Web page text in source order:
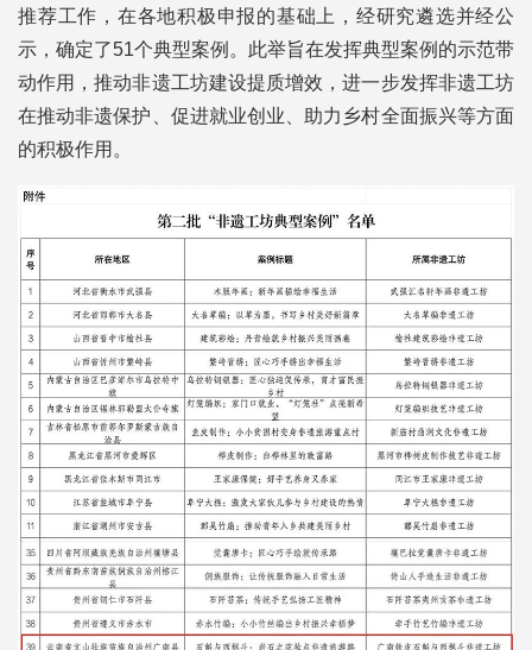
推荐工作，在各地积极申报的基础上，经研究遴选并经公
示，确定了51个典型案例。此举旨在发挥典型案例的示范带
动作用，推动非遗工坊建设提质增效，进一步发挥非遗工坊
在推动非遗保护、促进就业创业、助力乡村全面振兴等方面
的积极作用。